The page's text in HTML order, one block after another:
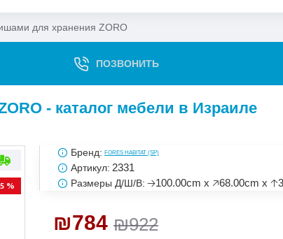
для хранения ZORO
ПОЗВОНИТЬ
- каталог мебели в Израиле
%
₪922
₪784
Бренд: FORES HABITAT (SP)
Артикул: 2331
Размеры Д/Ш/В: 🡢100.00cm x 🡥68.00cm x